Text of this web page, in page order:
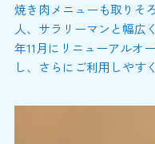
焼き肉メニューも取りそ
人、サラリーマンと幅広
年11月にリニューアルオ
し、さらにご利用しやす